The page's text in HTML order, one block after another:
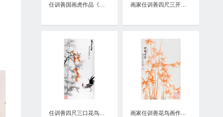
画家任训善四尺三开花鸟画作品《硕果》
画家任训善花鸟画作品《竹报平安》